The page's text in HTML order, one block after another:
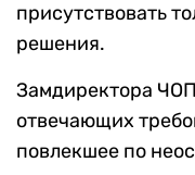
присутствовать
решения.
Замдиректора
отвечающих
повлекшее по